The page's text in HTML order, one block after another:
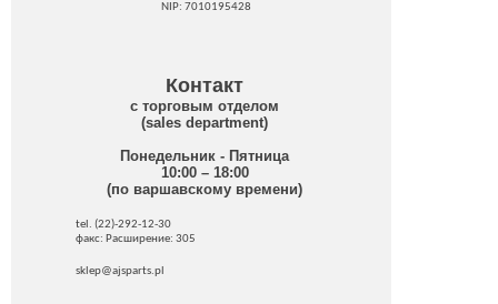
NIP: 7010195428
Контакт
с торговым отделом
(sales department)
Понедельник - Пятница
10:00 – 18:00
(по варшавскому времени)
tel. (22)-292-12-30
факс: Pасширение: 305
sklep@ajsparts.pl